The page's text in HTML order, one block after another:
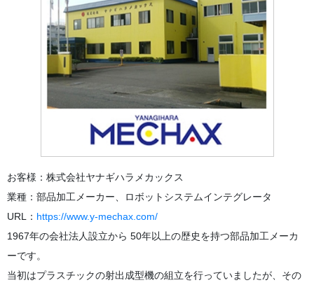
お客様：株式会社ヤナギハラメカックス
業種：部品加工メーカー、ロボットシステムインテグレータ
URL： https://www.y-mechax.com/
1967年の会社法人設立から 50年以上の歴史を持つ部品加工メーカ
ーです。
当初はプラスチックの射出成型機の組立を行っていましたが、その